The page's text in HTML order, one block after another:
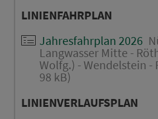
LINIENFAHRPLAN
Jahresfahrplan 2026
Langwasser Mitte -
Wolfg.) - Wendelstein -
98 kB)
LINIENVERLAUFSPLAN